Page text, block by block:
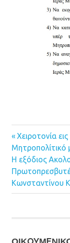
Πλοήγηση
άρθρων
Previous
Post:
Χειροτονία
Μητροπολίτικό
Next
Post:
Η εξόδιος
Κωνσταντίνου